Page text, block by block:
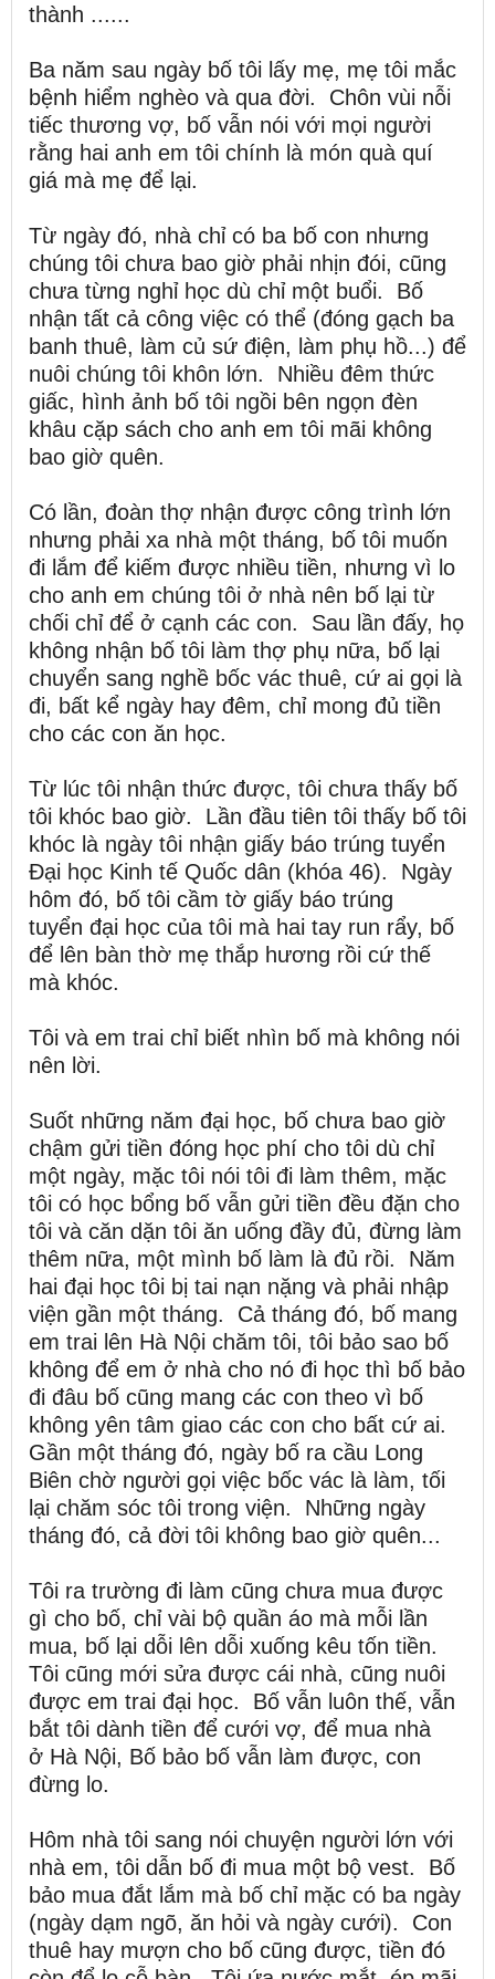
thành ......
Ba năm sau ngày bố tôi lấy mẹ, mẹ tôi mắc
bệnh hiểm nghèo và qua đời. Chôn vùi nỗi
tiếc thương vợ, bố vẫn nói với mọi người
rằng hai anh em tôi chính là món quà quí
giá mà mẹ để lại.
Từ ngày đó, nhà chỉ có ba bố con nhưng
chúng tôi chưa bao giờ phải nhịn đói, cũng
chưa từng nghỉ học dù chỉ một buổi. Bố
nhận tất cả công việc có thể (đóng gạch ba
banh thuê, làm củ sứ điện, làm phụ hồ...) để
nuôi chúng tôi khôn lớn. Nhiều đêm thức
giấc, hình ảnh bố tôi ngồi bên ngọn đèn
khâu cặp sách cho anh em tôi mãi không
bao giờ quên.
Có lần, đoàn thợ nhận được công trình lớn
nhưng phải xa nhà một tháng, bố tôi muốn
đi lắm để kiếm được nhiều tiền, nhưng vì lo
cho anh em chúng tôi ở nhà nên bố lại từ
chối chỉ để ở cạnh các con. Sau lần đấy, họ
không nhận bố tôi làm thợ phụ nữa, bố lại
chuyển sang nghề bốc vác thuê, cứ ai gọi là
đi, bất kể ngày hay đêm, chỉ mong đủ tiền
cho các con ăn học.
Từ lúc tôi nhận thức được, tôi chưa thấy bố
tôi khóc bao giờ. Lần đầu tiên tôi thấy bố tôi
khóc là ngày tôi nhận giấy báo trúng tuyển
Đại học Kinh tế Quốc dân (khóa 46). Ngày
hôm đó, bố tôi cầm tờ giấy báo trúng
tuyển đại học của tôi mà hai tay run rẩy, bố
để lên bàn thờ mẹ thắp hương rồi cứ thế
mà khóc.
Tôi và em trai chỉ biết nhìn bố mà không nói
nên lời.
Suốt những năm đại học, bố chưa bao giờ
chậm gửi tiền đóng học phí cho tôi dù chỉ
một ngày, mặc tôi nói tôi đi làm thêm, mặc
tôi có học bổng bố vẫn gửi tiền đều đặn cho
tôi và căn dặn tôi ăn uống đầy đủ, đừng làm
thêm nữa, một mình bố làm là đủ rồi. Năm
hai đại học tôi bị tai nạn nặng và phải nhập
viện gần một tháng. Cả tháng đó, bố mang
em trai lên Hà Nội chăm tôi, tôi bảo sao bố
không để em ở nhà cho nó đi học thì bố bảo
đi đâu bố cũng mang các con theo vì bố
không yên tâm giao các con cho bất cứ ai.
Gần một tháng đó, ngày bố ra cầu Long
Biên chờ người gọi việc bốc vác là làm, tối
lại chăm sóc tôi trong viện. Những ngày
tháng đó, cả đời tôi không bao giờ quên...
Tôi ra trường đi làm cũng chưa mua được
gì cho bố, chỉ vài bộ quần áo mà mỗi lần
mua, bố lại dỗi lên dỗi xuống kêu tốn tiền.
Tôi cũng mới sửa được cái nhà, cũng nuôi
được em trai đại học. Bố vẫn luôn thế, vẫn
bắt tôi dành tiền để cưới vợ, để mua nhà
ở Hà Nội, Bố bảo bố vẫn làm được, con
đừng lo.
Hôm nhà tôi sang nói chuyện người lớn với
nhà em, tôi dẫn bố đi mua một bộ vest. Bố
bảo mua đắt lắm mà bố chỉ mặc có ba ngày
(ngày dạm ngõ, ăn hỏi và ngày cưới). Con
thuê hay mượn cho bố cũng được, tiền đó